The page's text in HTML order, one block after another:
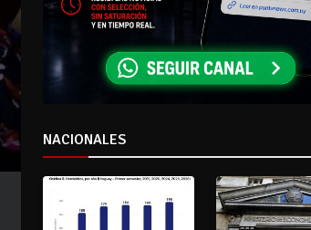
NACIONALES